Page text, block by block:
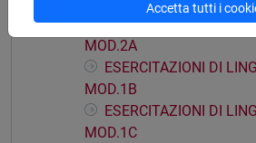
ESERCITAZIONE DI
MOD.2A
ESERCITAZIONI DI
MOD.1B
ESERCITAZIONI DI
MOD.1C
Accetta tutti i